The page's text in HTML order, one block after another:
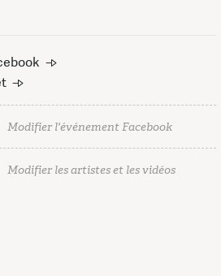
Modifier l'événement Facebook
Modifier les artistes et les vidéos